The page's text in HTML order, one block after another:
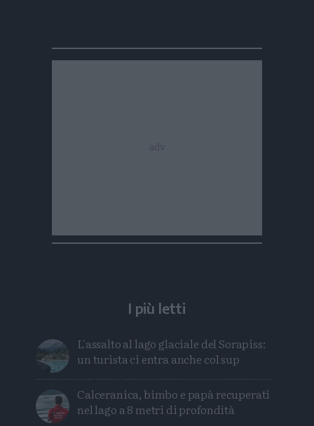
I più letti
L'assalto al lago glaciale del Sorapiss:
un turista ci entra anche col sup
Calceranica, bimbo e papà recuperati
nel lago a 8 metri di profondità